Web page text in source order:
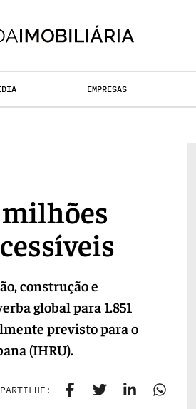
EMPRESAS
construção e
global para 1.851
previsto para o
(IHRU).
PARTILHE: